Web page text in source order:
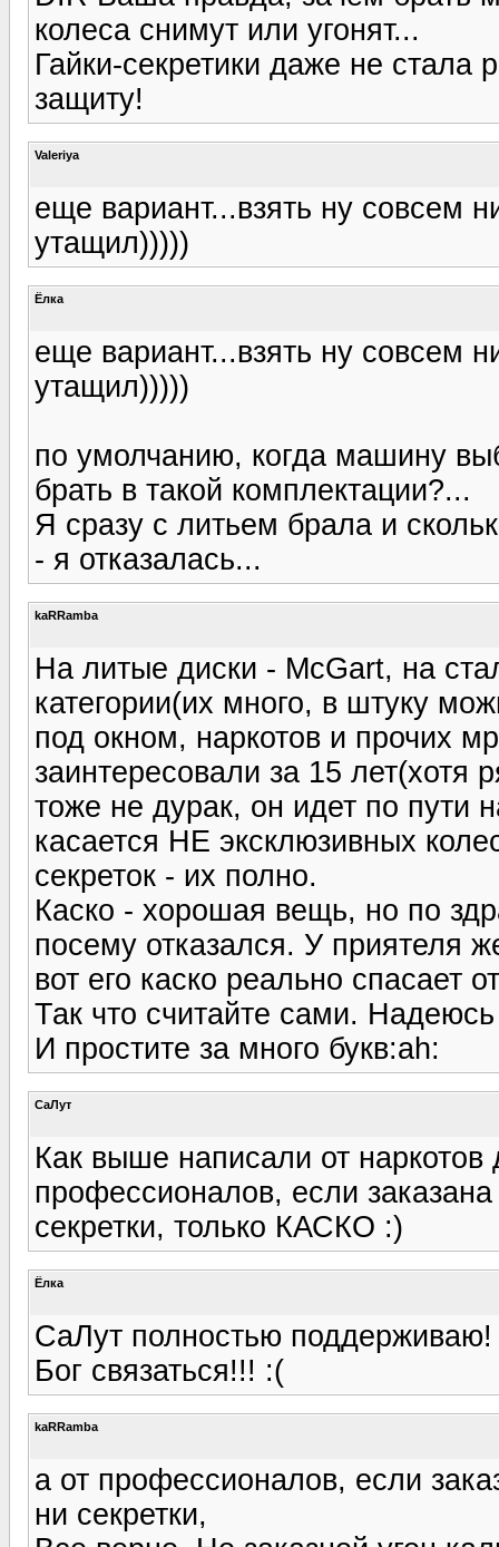
колеса снимут или угонят...
Гайки-секретики даже не стала
защиту!
Valeriya
еще вариант...взять ну совсем
утащил)))))
Ёлка
еще вариант...взять ну совсем
утащил)))))
по умолчанию, когда машину
брать в такой комплектации?...
Я сразу с литьем брала и
- я отказалась...
kaRRamba
На литые диски - McGart, на
категории(их много, в штуку
под окном, наркотов и прочих
заинтересовали за 15
тоже не дурак, он идет по пути
касается НЕ эксклюзивных
секреток - их полно.
Каско - хорошая вещь, но по
посему отказался. У приятеля
вот его каско реально спасает
Так что считайте сами.
И простите за много букв:ah:
СаЛут
Как выше написали от наркотов
профессионалов, если
секретки, только КАСКО :)
Ёлка
СаЛут полностью
Бог связаться!!! :(
kaRRamba
а от профессионалов, если
ни секретки,